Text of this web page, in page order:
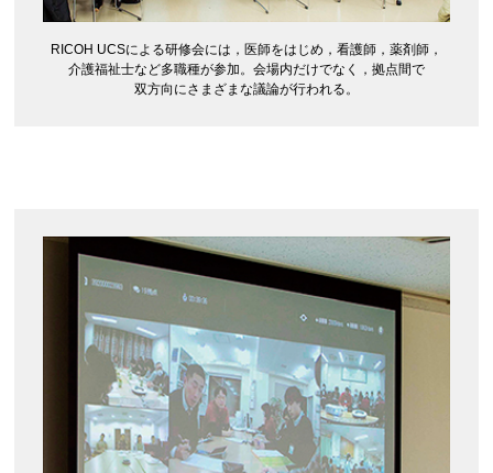
RICOH UCSによる研修会には，医師をはじめ，看護師，薬剤師，
介護福祉士など多職種が参加。会場内だけでなく，拠点間で
双方向にさまざまな議論が行われる。